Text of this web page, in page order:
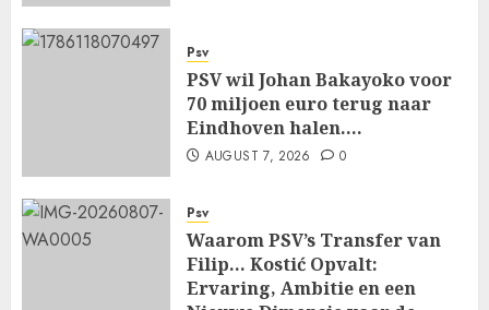
Psv
PSV wil Johan Bakayoko voor
70 miljoen euro terug naar
Eindhoven halen….
AUGUST 7, 2026 0
Psv
Waarom PSV’s Transfer van
Filip… Kostić Opvalt:
Ervaring, Ambitie en een